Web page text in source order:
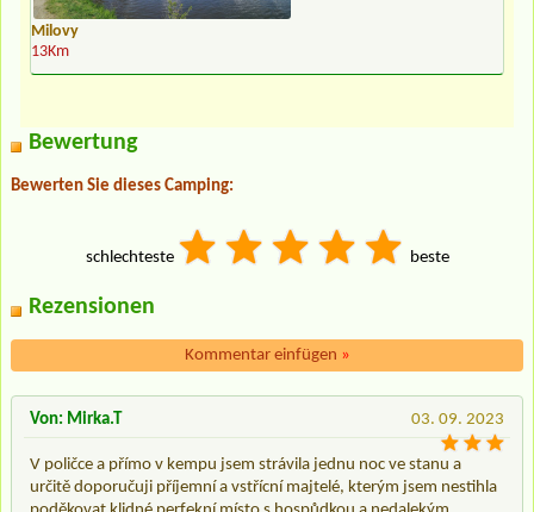
Milovy
13Km
Bewertung
Bewerten Sie dieses Camping:
schlechteste beste
Rezensionen
Kommentar einfügen »
03. 09. 2023
Von: Mirka.T
V poličce a přímo v kempu jsem strávila jednu noc ve stanu a
určitě doporučuji příjemní a vstřícní majtelé, kterým jsem nestihla